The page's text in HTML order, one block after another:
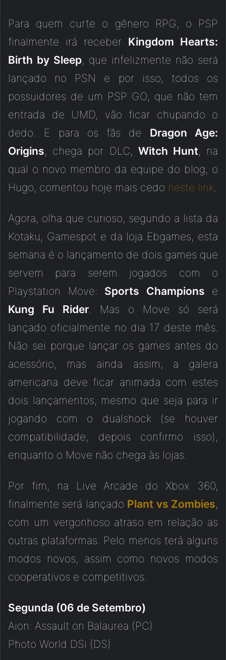
Para quem curte o gênero RPG, o PSP
finalmente irá receber Kingdom Hearts:
Birth by Sleep, que infelizmente não será
lançado no PSN e por isso, todos os
possuidores de um PSP GO, que não tem
entrada de UMD, vão ficar chupando o
dedo. E para os fãs de Dragon Age:
Origins, chega por DLC, Witch Hunt, na
qual o novo membro da equipe do blog, o
Hugo, comentou hoje mais cedo neste link.
Agora, olha que curioso, segundo a lista da
Kotaku, Gamespot e da loja Ebgames, esta
semana é o lançamento de dois games que
servem para serem jogados com o
Playstation Move: Sports Champions e
Kung Fu Rider. Mas o Move só será
lançado oficialmente no dia 17 deste mês.
Não sei porque lançar os games antes do
acessório, mas ainda assim, a galera
americana deve ficar animada com estes
dois lançamentos, mesmo que seja para ir
jogando com o dualshock (se houver
compatibilidade, depois confirmo isso),
enquanto o Move não chega às lojas.
Por fim, na Live Arcade do Xbox 360,
finalmente será lançado Plant vs Zombies,
com um vergonhoso atraso em relação as
outras plataformas. Pelo menos terá alguns
modos novos, assim como novos modos
cooperativos e competitivos.
Segunda (06 de Setembro)
Aion: Assault on Balaurea (PC)
Photo World DSi (DS)